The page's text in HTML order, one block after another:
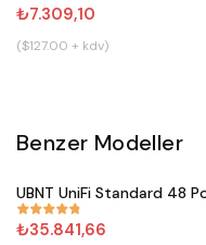
₺7.309,10
($127.00 + kdv)
Benzer Modeller
#861
UBNT UniFi Standard 48
₺35.841,66